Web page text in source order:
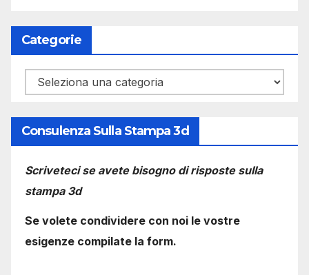
Categorie
Categorie
Consulenza Sulla Stampa 3d
Scriveteci se avete bisogno di risposte sulla
stampa 3d
Se volete condividere con noi le vostre
esigenze compilate la form.